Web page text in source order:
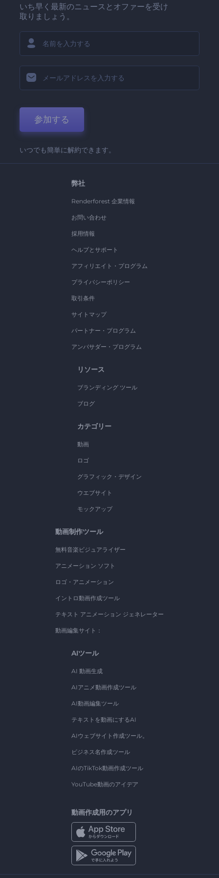
いち早く最新のニュースとオファーを受け
取りましょう。
参加する
いつでも簡単に解約できます。
弊社
Renderforest 企業情報
お問い合わせ
採用情報
ヘルプとサポート
アフィリエイト・プログラム
プライバシーポリシー
取引条件
サイトマップ
パートナー・プログラム
アンバサダー・プログラム
リソース
ブランディング ツール
ブログ
カテゴリー
動画
ロゴ
グラフィック・デザイン
ウエブサイト
モックアップ
動画制作ツール
無料音楽ビジュアライザー
アニメーション ソフト
ロゴ・アニメーション
イントロ動画作成ツール
テキスト アニメーション ジェネレーター
動画編集サイト：
AIツール
AI 動画生成
AIアニメ動画作成ツール
AI動画編集ツール
テキストを動画にするAI
AIウェブサイト作成ツール。
ビジネス名作成ツール
AIのTikTok動画作成ツール
YouTube動画のアイデア
動画作成用のアプリ